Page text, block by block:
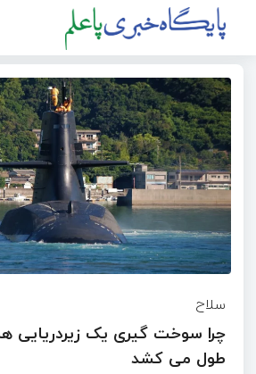
سلاح
چرا سوخت گیری یک زیردریایی
طول می کشد